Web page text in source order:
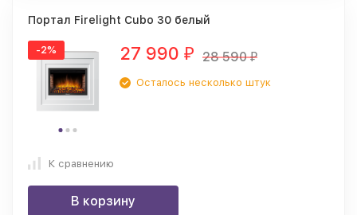
Портал Firelight Cubo 30 белый
-2% 27 990 ₽ 28 590 ₽
Осталось несколько штук
К сравнению
В корзину